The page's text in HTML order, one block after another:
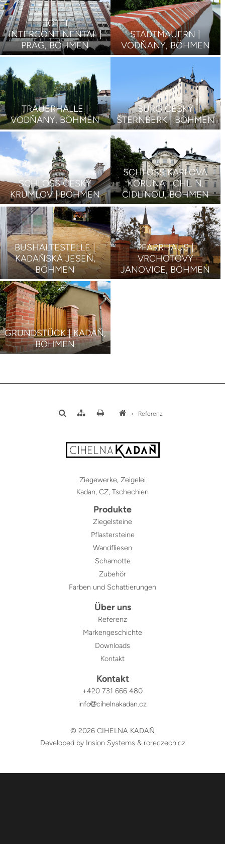
HOTEL
INTERCONTINENTAL |
PRAG, BÖHMEN
STADTMAUERN |
VODŇANY, BÖHMEN
TRAUERHALLE |
VODŇANY, BÖHMEN
BURG ČESKÝ
ŠTERNBERK | BÖHMEN
SCHLOSS ČESKÝ
KRUMLOV | BÖHMEN
SCHLOSS KARLOVA
KORUNA | CHL. N.
CIDLINOU, BÖHMEN
BUSHALTESTELLE |
KADAŇSKÁ JESEŇ,
BÖHMEN
PFARRHAUS |
VRCHOTOVY
JANOVICE, BÖHMEN
GRUNDSTÜCK | KADAŇ,
BÖHMEN
› Referenz
Ziegewerke, Zeigelei
Kadan, CZ, Tschechien
Produkte
Ziegelsteine
Pflastersteine
Wandfliesen
Schamotte
Zubehör
Farben und Schattierungen
Über uns
Referenz
Markengeschichte
Downloads
Kontakt
Kontakt
+420 731 666 480
info
cihelnakadan.cz
© 2026 CIHELNA KADAŇ
Developed by Insion Systems & roreczech.cz